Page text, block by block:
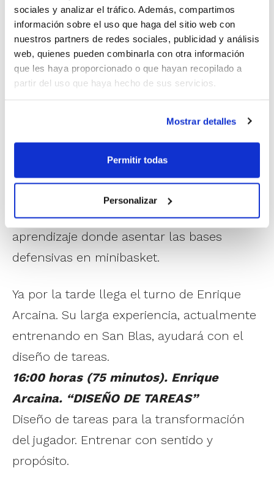
sociales y analizar el tráfico. Además, compartimos
información sobre el uso que haga del sitio web con
nuestros partners de redes sociales, publicidad y análisis
web, quienes pueden combinarla con otra información
que les haya proporcionado o que hayan recopilado a
partir del uso que haya hecho de sus servicios.
Mostrar detalles
Permitir todas
Personalizar
baloncesto en niños, destacando la
coordinación, el equilibrio y el control
corporal.
Tras un descanso llegará el turno de Toni
del trabajo en mini.
12:15 horas (75 minutos). Toni Martorell.
“CONCEPTOS DEFENSIVOS EN MINI”
Elaboración de entornos y situaciones de
aprendizaje donde asentar las bases
defensivas en minibasket.
Ya por la tarde llega el turno de Enrique
Arcaina. Su larga experiencia, actualmente
entrenando en San Blas, ayudará con el
diseño de tareas.
16:00 horas (75 minutos). Enrique
Arcaina. “DISEÑO DE TAREAS”
Diseño de tareas para la transformación
del jugador. Entrenar con sentido y
propósito.